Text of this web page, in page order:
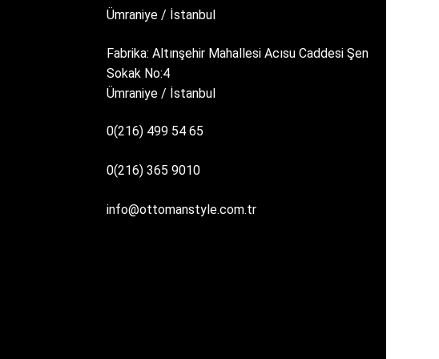
Ümraniye / İstanbul
Fabrika: Altınşehir Mahallesi Acısu Caddesi Şen
Sokak No:4
Ümraniye / İstanbul
0(216) 499 54 65
0(216) 365 9010
info@ottomanstyle.com.tr